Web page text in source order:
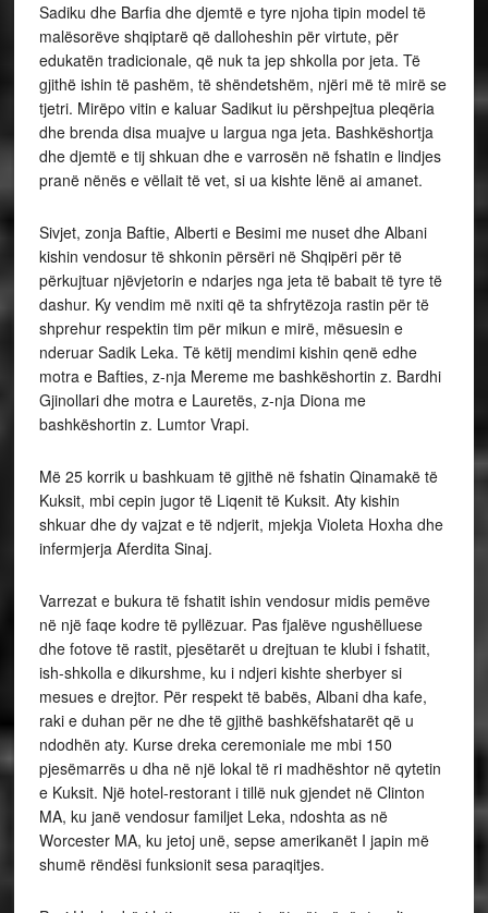
Sadiku dhe Barfia dhe djemtë e tyre njoha tipin model të
malësorëve shqiptarë që dalloheshin për virtute, për
edukatën tradicionale, që nuk ta jep shkolla por jeta. Të
gjithë ishin të pashëm, të shëndetshëm, njëri më të mirë se
tjetri. Mirëpo vitin e kaluar Sadikut iu përshpejtua pleqëria
dhe brenda disa muajve u largua nga jeta. Bashkëshortja
dhe djemtë e tij shkuan dhe e varrosën në fshatin e lindjes
pranë nënës e vëllait të vet, si ua kishte lënë ai amanet.
Sivjet, zonja Baftie, Alberti e Besimi me nuset dhe Albani
kishin vendosur të shkonin përsëri në Shqipëri për të
përkujtuar njëvjetorin e ndarjes nga jeta të babait të tyre të
dashur. Ky vendim më nxiti që ta shfrytëzoja rastin për të
shprehur respektin tim për mikun e mirë, mësuesin e
nderuar Sadik Leka. Të këtij mendimi kishin qenë edhe
motra e Bafties, z-nja Mereme me bashkëshortin z. Bardhi
Gjinollari dhe motra e Lauretës, z-nja Diona me
bashkëshortin z. Lumtor Vrapi.
Më 25 korrik u bashkuam të gjithë në fshatin Qinamakë të
Kuksit, mbi cepin jugor të Liqenit të Kuksit. Aty kishin
shkuar dhe dy vajzat e të ndjerit, mjekja Violeta Hoxha dhe
infermjerja Aferdita Sinaj.
Varrezat e bukura të fshatit ishin vendosur midis pemëve
në një faqe kodre të pyllëzuar. Pas fjalëve ngushëlluese
dhe fotove të rastit, pjesëtarët u drejtuan te klubi i fshatit,
ish-shkolla e dikurshme, ku i ndjeri kishte sherbyer si
mesues e drejtor. Për respekt të babës, Albani dha kafe,
raki e duhan për ne dhe të gjithë bashkëfshatarët që u
ndodhën aty. Kurse dreka ceremoniale me mbi 150
pjesëmarrës u dha në një lokal të ri madhështor në qytetin
e Kuksit. Një hotel-restorant i tillë nuk gjendet në Clinton
MA, ku janë vendosur familjet Leka, ndoshta as në
Worcester MA, ku jetoj unë, sepse amerikanët I japin më
shumë rëndësi funksionit sesa paraqitjes.